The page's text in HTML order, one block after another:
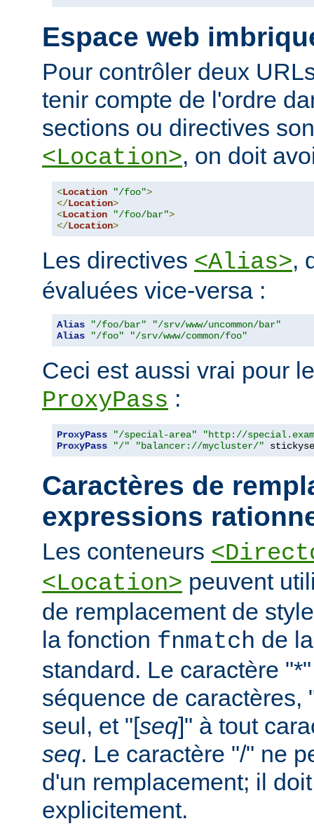
Espace web
Pour contrôler deux
tenir compte de l'ordre
sections ou directives
<Location>, on doit
<Location "/foo">
</Location>
<Location "/foo/bar">
</Location>
Les directives <Alias>,
évaluées vice-versa :
Alias "/foo/bar"
"/srv/www/uncommon/bar"
Alias
"/foo" "/srv/www/common/foo"
Ceci est aussi vrai pour
ProxyPass :
ProxyPass "/special-area"
"http://
ProxyPass
"/" "balancer://mycluster/"
Caractères de
expressions
Les conteneurs
<Location> peuvent
de remplacement de
la fonction fnmatch de
standard. Le caractère
séquence de caractères,
seul, et "[seq]" à tout
seq. Le caractère "/" ne
d'un remplacement; il
explicitement.